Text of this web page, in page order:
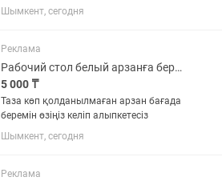
Шымкент, сегодня
Реклама
Рабочий стол белый арзанға беремін келісіп Срочно!
5 000 ₸
Таза көп қолданылмаған арзан бағада
беремін өзіңіз келіп алыпкетесіз
Шымкент, сегодня
Реклама